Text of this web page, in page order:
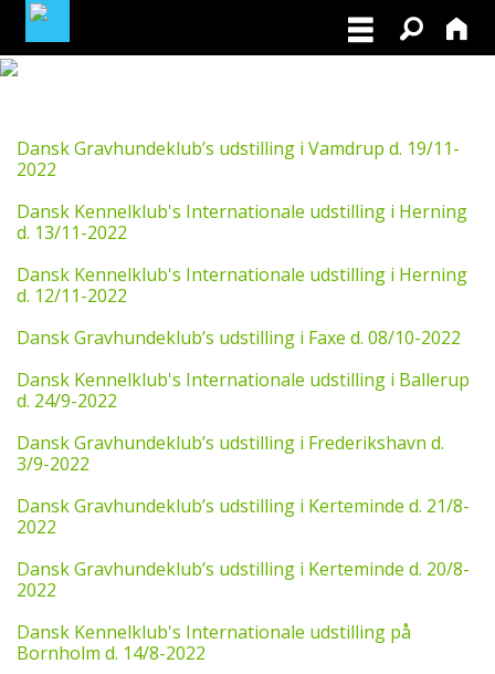
BLIV MEDLEM
NORDISK MESTERSKAB I VILDTSPOR 2026
OPRET GRATIS ANNONCE PÅ
OPDRÆTTERVEJVISEREN
VIL DU BETÆNKE DGK MED EN ARV
TILSKUD TIL ØJENLYSNING OG
RYGFOTOGRAFERING 2026
Dansk Gravhundeklub’s udstilling i Vamdrup d. 19/11-
2022
Dansk Kennelklub's Internationale udstilling i Herning
d. 13/11-2022
Dansk Kennelklub's Internationale udstilling i Herning
d. 12/11-2022
Dansk Gravhundeklub’s udstilling i Faxe d. 08/10-2022
Dansk Kennelklub's Internationale udstilling i Ballerup
d. 24/9-2022
Dansk Gravhundeklub’s udstilling i Frederikshavn d.
3/9-2022
Dansk Gravhundeklub’s udstilling i Kerteminde d. 21/8-
2022
Dansk Gravhundeklub’s udstilling i Kerteminde d. 20/8-
2022
Dansk Kennelklub's Internationale udstilling på
Bornholm d. 14/8-2022